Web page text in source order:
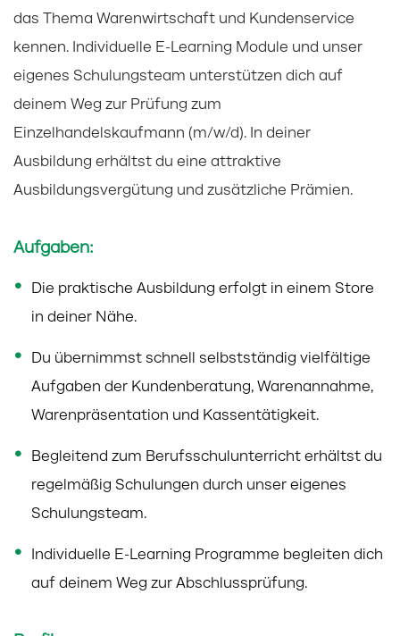
das Thema Warenwirtschaft und Kundenservice
kennen. Individuelle E-Learning Module und unser
eigenes Schulungsteam unterstützen dich auf
deinem Weg zur Prüfung zum
Einzelhandelskaufmann (m/w/d). In deiner
Ausbildung erhältst du eine attraktive
Ausbildungsvergütung und zusätzliche Prämien.
Aufgaben:
Die praktische Ausbildung erfolgt in einem Store
in deiner Nähe.
Du übernimmst schnell selbstständig vielfältige
Aufgaben der Kundenberatung, Warenannahme,
Warenpräsentation und Kassentätigkeit.
Begleitend zum Berufsschulunterricht erhältst du
regelmäßig Schulungen durch unser eigenes
Schulungsteam.
Individuelle E-Learning Programme begleiten dich
auf deinem Weg zur Abschlussprüfung.